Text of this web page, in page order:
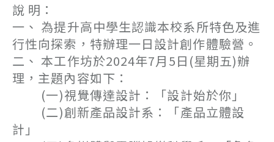
說 明：
一、 為提升高中學生認識本校系所特色及進
行性向探索，特辦理一日設計創作體驗營。
二、 本工作坊於2024年7月5日(星期五)辦
理，主題內容如下：
(一)視覺傳達設計：「設計始於你」
(二)創新產品設計系：「產品立體設
計」